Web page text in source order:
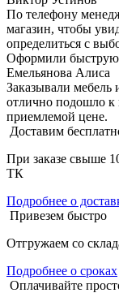
По телефону
магазин, чтобы
определиться с
Оформили быструю
Емельянова Алиса
Заказывали
отлично подошло к
приемлемой цене.
Доставим
При заказе свыше
ТК
Подробнее о
Привезем быстро
Отгружаем со
Подробнее о сроках
Оплачивайте